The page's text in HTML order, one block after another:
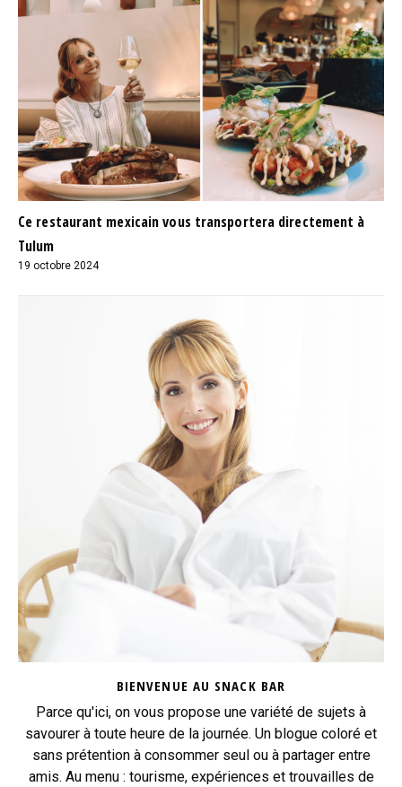
Ce restaurant mexicain vous transportera directement à
Tulum
19 octobre 2024
BIENVENUE AU SNACK BAR
Parce qu'ici, on vous propose une variété de sujets à
savourer à toute heure de la journée. Un blogue coloré et
sans prétention à consommer seul ou à partager entre
amis. Au menu : tourisme, expériences et trouvailles de